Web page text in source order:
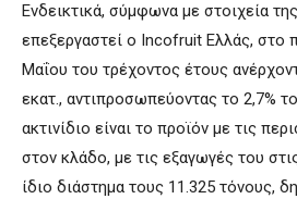
Ενδεικτικά, σύμφωνα με στοιχεία
επεξεργαστεί ο Incofruit Ελλάς, στο
Μαΐου του τρέχοντος έτους
εκατ., αντιπροσωπεύοντας το 2,7%
ακτινίδιο είναι το προϊόν με τις
στον κλάδο, με τις εξαγωγές του
ίδιο διάστημα τους 11.325 τόνους,